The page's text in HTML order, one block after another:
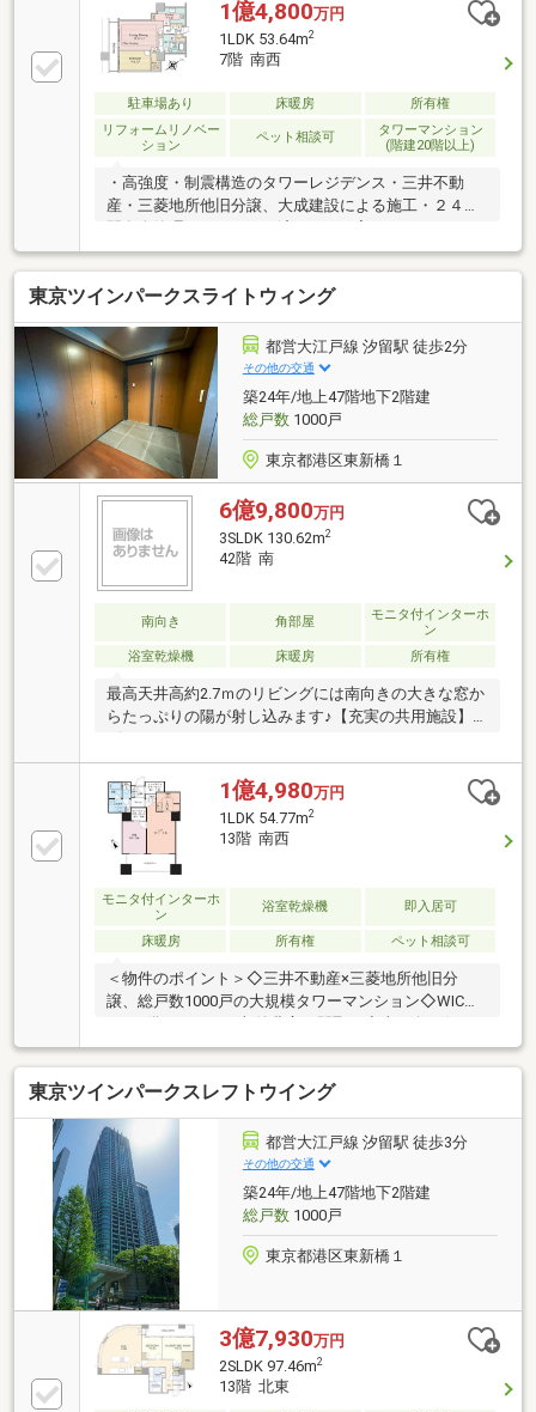
に揺るがないモノトーンの美しいデザイン■ペット飼
育可（規約制限あり)、サブエントランスにペット足洗
い場設置■間柱タイプの制震構造設置＿ROOM＿＿
■91.86m2（27.78坪）×33階×北西向き■間取り：1LDK
＋WIC■浴室サイズ：1822サイズ■東京タワービュー
1億4,800万円
1LDK 53.64m2
7階 南西
駐車場あり 床暖房
所有権
リフォームリノベー
ション
ペット相談可
タワーマンション
(階建20階以上)
・高強度・制震構造のタワーレジデンス・三井不動
産・三菱地所他旧分譲、大成建設による施工・２４時
間有人管理・リフォーム済（2021.2完了）・ユニット
バス交換・温水洗浄便座付トイレ交換・床暖房交換・
食洗機交換・浄水器交換・フローリング張替え・クロ
ス張替え■遮音性能に優れている2 重サッシ■オール電
化■浴室乾燥機・床暖房■WIC・トランクルーム 有り■
コンシェルジュ■ホテルライクな内廊下【充実した共
用施設（一部有償）】◆居住者専用コンビニ◆ラウン
ジ◆フィットネス（マシン、ゴルフレンジ、ビリヤー
ド）◆ビューラウンジ◆ゲストルーム◆ピアノスタジ
オ◆パーティールーム
東京ツインパークスライトウィング
都営大江戸線 汐留駅 徒歩2分
その他の交通
築24年/地上47階地下2階建
総戸数1000戸
東京都港区東新橋１
6億9,800万円
3SLDK 130.62m2
42階 南
南向き 角部屋
モニタ付インターホ
ン
浴室乾燥機
床暖房 所有権
最高天井高約2.7ｍのリビングには南向きの大きな窓か
らたっぷりの陽が射し込みます♪【充実の共用施設】
ゲストルーム/集会室ワインセラー/ピアノスタジオ/居
住者専用コンビニ/ビジネスセンターライブラリー/ク
リーニング取次、宅配便取次ぎ等各種フロントサービ
1億4,980万円
1LDK 54.77m2
13階 南西
モニタ付インターホ
ン
浴室乾燥機 即入居可
床暖房 所有権 ペット相談可
＜物件のポイント＞◇三井不動産×三菱地所他旧分
譲、総戸数1000戸の大規模タワーマンション◇WICと
につき、陽当たり良好なお部屋です◇24時間有人管理
のセキュリティシステム（夜間は警備員）◇宅配ボッ
クス完備しております◇コンシェルジュサービスござ
います◇各階にダストステーションがあり、24時間ゴ
ミ出し可能です◇ラウンジやゲストルーム、フィット
ネスルームなど充実した共用施設（一部有償）がござ
います◇スーパーや公園、病院が徒歩10分圏内にある
ため、日々の生活が豊かになります。
東京ツインパークスレフトウイング
都営大江戸線 汐留駅 徒歩3分
その他の交通
築24年/地上47階地下2階建
総戸数1000戸
東京都港区東新橋１
3億7,930万円
2SLDK 97.46m2
13階 北東